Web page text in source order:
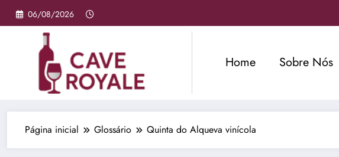
Pular
para
06/08/2026
Home Sobre Nós
Página inicial Glossário Quinta do Alqueva vinícola